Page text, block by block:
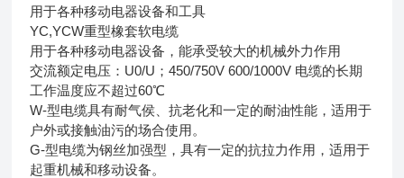
用于各种移动电器设备和工具
YC,YCW重型橡套软电缆
用于各种移动电器设备，能承受较大的机械外力作用
交流额定电压：U0/U；450/750V 600/1000V 电缆的长期
工作温度应不超过60℃
W-型电缆具有耐气侯、抗老化和一定的耐油性能，适用于
户外或接触油污的场合使用。
G-型电缆为钢丝加强型，具有一定的抗拉力作用，适用于
起重机械和移动设备。